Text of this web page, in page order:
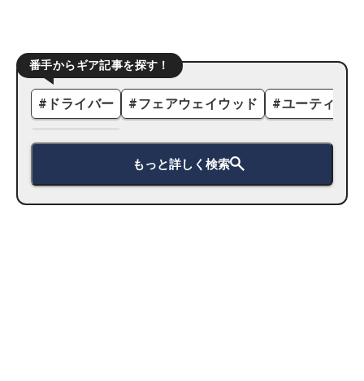
番手からギア記事を探す！
# ドライバー #フェアウェイウッド #ユーティリ
もっと詳しく検索